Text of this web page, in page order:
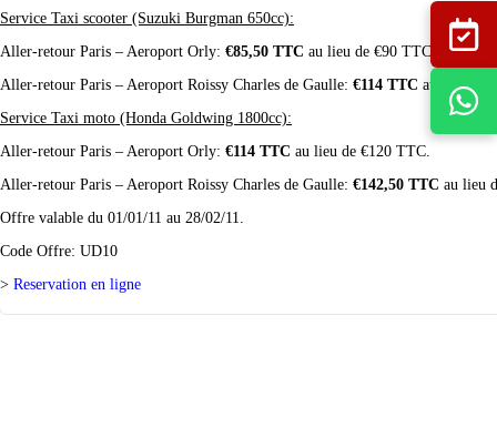
Service Taxi scooter (Suzuki Burgman 650cc):
Aller-retour Paris – Aeroport Orly: €85,50 TTC au lieu de €90 TTC.
Aller-retour Paris – Aeroport Roissy Charles de Gaulle: €114 TTC au lieu de
Service Taxi moto (Honda Goldwing 1800cc):
Aller-retour Paris – Aeroport Orly: €114 TTC au lieu de €120 TTC.
Aller-retour Paris – Aeroport Roissy Charles de Gaulle: €142,50 TTC au lieu
Offre valable du 01/01/11 au 28/02/11.
Code Offre: UD10
> Reservation en ligne